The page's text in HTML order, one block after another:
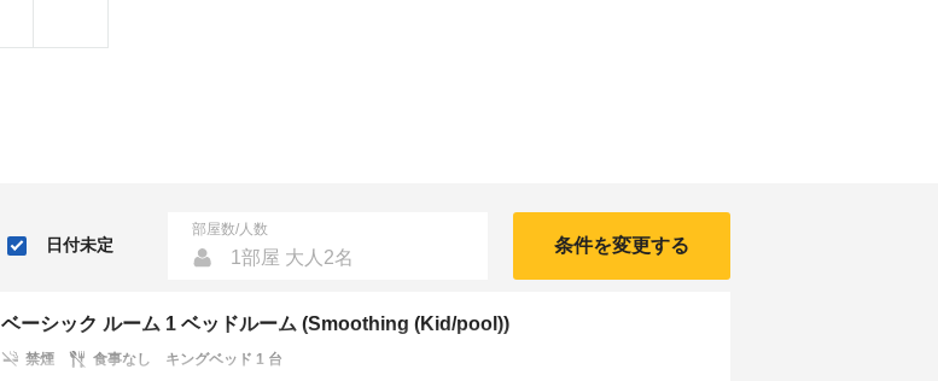
日付未定
部屋数/人数
1部屋 大人2名
条件を変更する
ベーシック ルーム 1 ベッドルーム (Smoothing (Kid/pool))
禁煙 食事なし
キングベッド 1 台